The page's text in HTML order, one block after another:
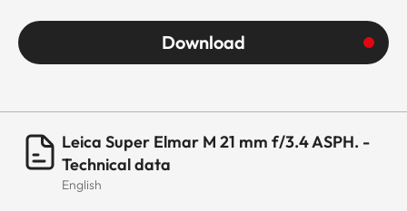
Download
Leica Super Elmar M 21 mm f/3.4 ASPH. -
Technical data
English